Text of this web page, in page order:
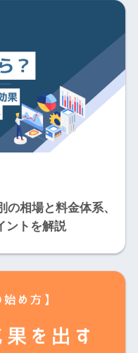
相場と料金体系、
ントを解説